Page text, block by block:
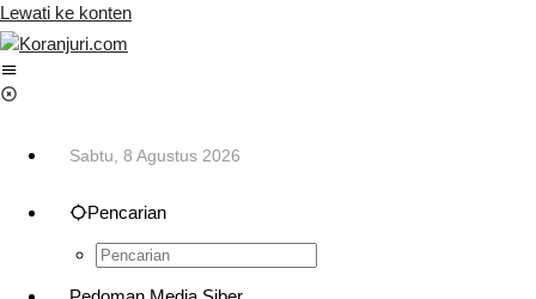
Lewati ke konten
Sabtu, 8 Agustus 2026
Pencarian